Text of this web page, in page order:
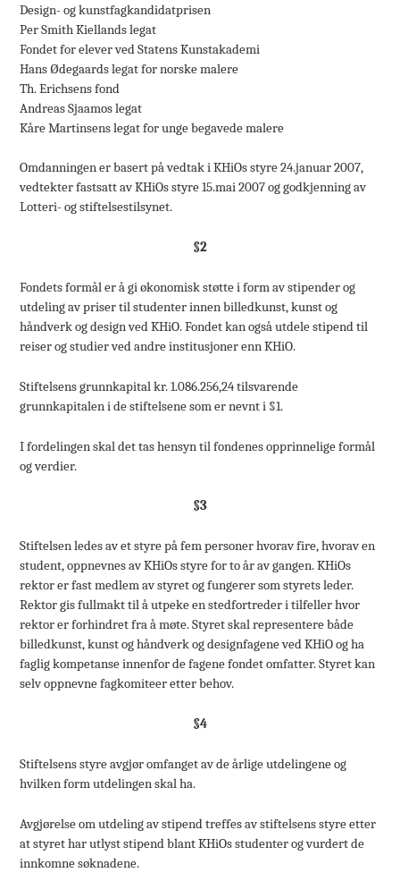
Design- og kunstfagkandidatprisen
Per Smith Kiellands legat
Fondet for elever ved Statens Kunstakademi
Hans Ødegaards legat for norske malere
Th. Erichsens fond
Andreas Sjaamos legat
Kåre Martinsens legat for unge begavede malere
Omdanningen er basert på vedtak i KHiOs styre 24.januar 2007,
vedtekter fastsatt av KHiOs styre 15.mai 2007 og godkjenning av
Lotteri- og stiftelsestilsynet.
§2
Fondets formål er å gi økonomisk støtte i form av stipender og
utdeling av priser til studenter innen billedkunst, kunst og
håndverk og design ved KHiO. Fondet kan også utdele stipend til
reiser og studier ved andre institusjoner enn KHiO.
Stiftelsens grunnkapital kr. 1.086.256,24 tilsvarende
grunnkapitalen i de stiftelsene som er nevnt i §1.
I fordelingen skal det tas hensyn til fondenes opprinnelige formål
og verdier.
§3
Stiftelsen ledes av et styre på fem personer hvorav fire, hvorav en
student, oppnevnes av KHiOs styre for to år av gangen. KHiOs
rektor er fast medlem av styret og fungerer som styrets leder.
Rektor gis fullmakt til å utpeke en stedfortreder i tilfeller hvor
rektor er forhindret fra å møte. Styret skal representere både
billedkunst, kunst og håndverk og designfagene ved KHiO og ha
faglig kompetanse innenfor de fagene fondet omfatter. Styret kan
selv oppnevne fagkomiteer etter behov.
§4
Stiftelsens styre avgjør omfanget av de årlige utdelingene og
hvilken form utdelingen skal ha.
Avgjørelse om utdeling av stipend treffes av stiftelsens styre etter
at styret har utlyst stipend blant KHiOs studenter og vurdert de
innkomne søknadene.